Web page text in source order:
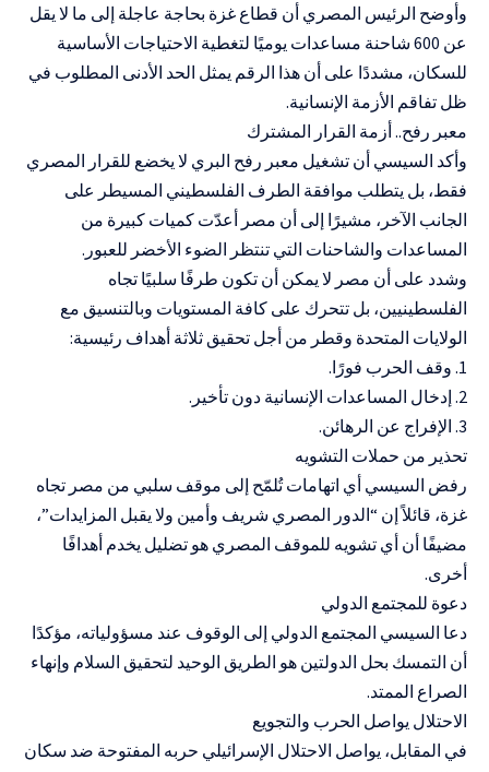
وأوضح الرئيس المصري أن قطاع غزة بحاجة عاجلة إلى ما لا يقل
عن 600 شاحنة مساعدات يوميًا لتغطية الاحتياجات الأساسية
للسكان، مشددًا على أن هذا الرقم يمثل الحد الأدنى المطلوب في
ظل تفاقم الأزمة الإنسانية.
معبر رفح.. أزمة القرار المشترك
وأكد السيسي أن تشغيل معبر رفح البري لا يخضع للقرار المصري
فقط، بل يتطلب موافقة الطرف الفلسطيني المسيطر على
الجانب الآخر، مشيرًا إلى أن مصر أعدّت كميات كبيرة من
المساعدات والشاحنات التي تنتظر الضوء الأخضر للعبور.
وشدد على أن مصر لا يمكن أن تكون طرفًا سلبيًا تجاه
الفلسطينيين، بل تتحرك على كافة المستويات وبالتنسيق مع
الولايات المتحدة وقطر من أجل تحقيق ثلاثة أهداف رئيسية:
1. وقف الحرب فورًا.
2. إدخال المساعدات الإنسانية دون تأخير.
3. الإفراج عن الرهائن.
تحذير من حملات التشويه
رفض السيسي أي اتهامات تُلمّح إلى موقف سلبي من مصر تجاه
غزة، قائلاً إن “الدور المصري شريف وأمين ولا يقبل المزايدات”،
مضيفًا أن أي تشويه للموقف المصري هو تضليل يخدم أهدافًا
أخرى.
دعوة للمجتمع الدولي
دعا السيسي المجتمع الدولي إلى الوقوف عند مسؤولياته، مؤكدًا
أن التمسك بحل الدولتين هو الطريق الوحيد لتحقيق السلام وإنهاء
الصراع الممتد.
الاحتلال يواصل الحرب والتجويع
في المقابل، يواصل الاحتلال الإسرائيلي حربه المفتوحة ضد سكان